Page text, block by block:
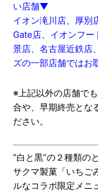
い店舗▼
イオン滝川店、厚別
Gate店、イオンフー
景店、名古屋近鉄店
ズの一部店舗ではお
※上記以外の店舗で
合や、早期終売とな
ださい。
”白と黒”の２種類の
サクマ製菓「いちご
ルなコラボ限定メ